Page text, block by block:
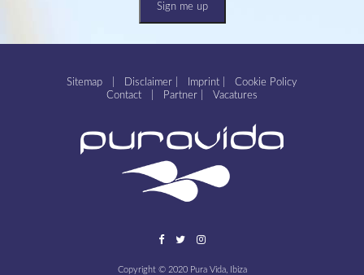
Sign me up
Sitemap Disclaimer Imprint
Cookie Policy
Contact
Partner Vacatures
Copyright © 2020 Pura Vida, Ibiza